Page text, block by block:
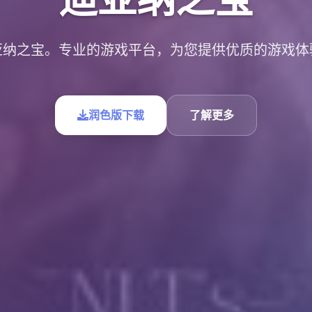
之宝。专业的游戏平台，为您提供优质的游戏
润色版下载 了解更多